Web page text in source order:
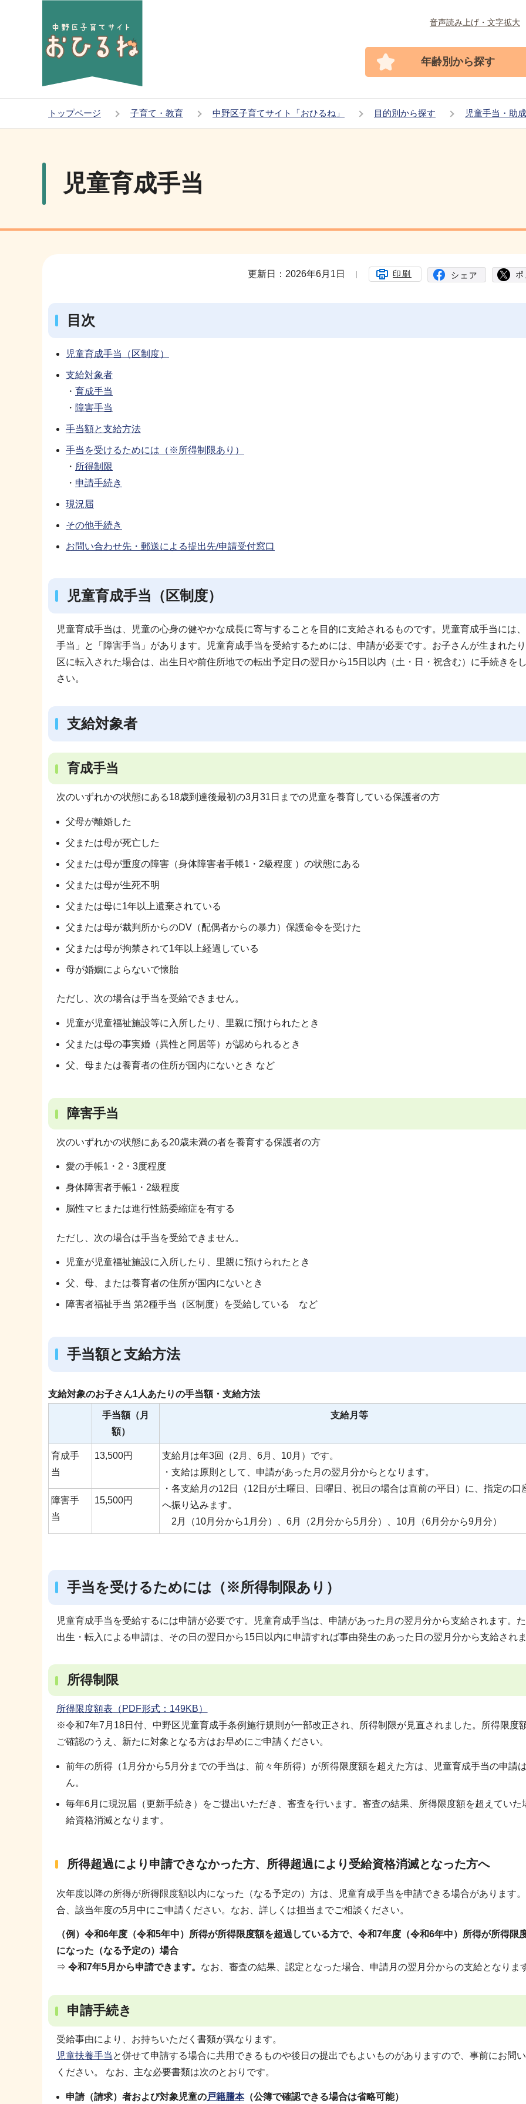
音声読み上げ・文字拡大
年齢別から探す
トップページ 子育て・教育 中野区子育てサイト「おひるね」 目的別から探す 児童手当・助成
児童育成手当
更新日：2026年6月1日 印刷
目次
児童育成手当（区制度）
支給対象者
・ 育成手当
・ 障害手当
手当額と支給方法
手当を受けるためには（※所得制限あり）
・ 所得制限
・ 申請手続き
現況届
その他手続き
お問い合わせ先・郵送による提出先/申請受付窓口
児童育成手当（区制度）
児童育成手当は、児童の心身の健やかな成長に寄与することを目的に支給されるものです。児童育成手当には
手当」と「障害手当」があります。児童育成手当を受給するためには、申請が必要です。お子さんが生まれた
区に転入された場合は、出生日や前住所地での転出予定日の翌日から15日以内（土・日・祝含む）に手続きを
さい。
支給対象者
育成手当
次のいずれかの状態にある18歳到達後最初の3月31日までの児童を養育している保護者の方
父母が離婚した
父または母が死亡した
父または母が重度の障害（身体障害者手帳1・2級程度 ）の状態にある
父または母が生死不明
父または母に1年以上遺棄されている
父または母が裁判所からのDV（配偶者からの暴力）保護命令を受けた
父または母が拘禁されて1年以上経過している
母が婚姻によらないで懐胎
ただし、次の場合は手当を受給できません。
児童が児童福祉施設等に入所したり、里親に預けられたとき
父または母の事実婚（異性と同居等）が認められるとき
父、母または養育者の住所が国内にないとき など
障害手当
次のいずれかの状態にある20歳未満の者を養育する保護者の方
愛の手帳1・2・3度程度
身体障害者手帳1・2級程度
脳性マヒまたは進行性筋委縮症を有する
ただし、次の場合は手当を受給できません。
児童が児童福祉施設に入所したり、里親に預けられたとき
父、母、または養育者の住所が国内にないとき
障害者福祉手当 第2種手当（区制度）を受給している など
手当額と支給方法
支給対象のお子さん1人あたりの手当額・支給方法
手当額（月
額）
支給月等
育成手
当
13,500円
支給月は年3回（2月、6月、10月）です。
・支給は原則として、申請があった月の翌月分からとなります。
・各支給月の12日（12日が土曜日、日曜日、祝日の場合は直前の平日）に、指定の口
へ振り込みます。
2月（10月分から1月分）、6月（2月分から5月分）、10月（6月分から9月分）
障害手
当
15,500円
手当を受けるためには（※所得制限あり）
児童育成手当を受給するには申請が必要です。児童育成手当は、申請があった月の翌月分から支給されます。
出生・転入による申請は、その日の翌日から15日以内に申請すれば事由発生のあった日の翌月分から支給され
所得制限
所得限度額表（PDF形式：149KB）
※令和7年7月18日付、中野区児童育成手条例施行規則が一部改正され、所得制限が見直されました。所得限度
ご確認のうえ、新たに対象となる方はお早めにご申請ください。
前年の所得（1月分から5月分までの手当は、前々年所得）が所得限度額を超えた方は、児童育成手当の申請
ん。
毎年6月に現況届（更新手続き）をご提出いただき、審査を行います。審査の結果、所得限度額を超えていた
給資格消滅となります。
所得超過により申請できなかった方、所得超過により受給資格消滅となった方へ
次年度以降の所得が所得限度額以内になった（なる予定の）方は、児童育成手当を申請できる場合があります
合、該当年度の5月中にご申請ください。なお、詳しくは担当までご相談ください。
（例）令和6年度（令和5年中）所得が所得限度額を超過している方で、令和7年度（令和6年中）所得が所得限
になった（なる予定の）場合
⇒ 令和7年5月から申請できます。 なお、審査の結果、認定となった場合、申請月の翌月分からの支給となりま
申請手続き
受給事由により、お持ちいただく書類が異なります。
児童扶養手当 と併せて申請する場合に共用できるものや後日の提出でもよいものがありますので、事前にお問
ください。 なお、主な必要書類は次のとおりです。
申請（請求）者および対象児童の戸籍謄本（公簿で確認できる場合は省略可能）